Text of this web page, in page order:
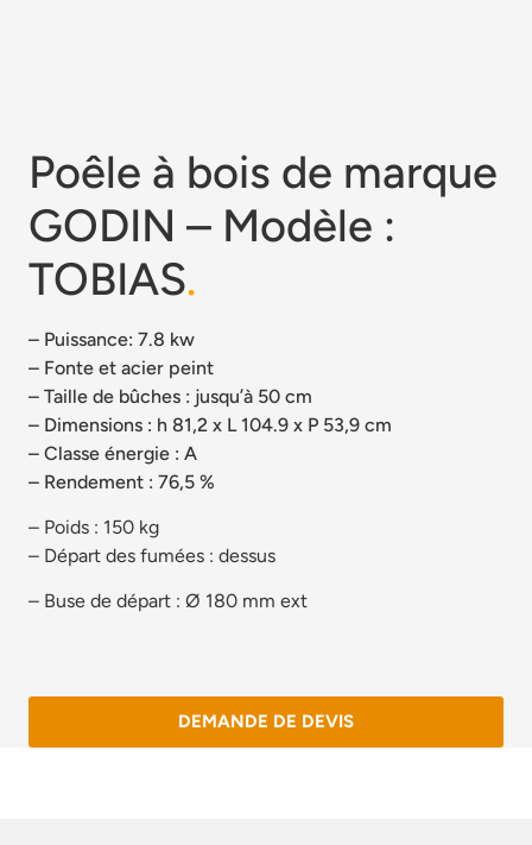
Poêle à bois de marque
GODIN – Modèle :
TOBIAS.
– Puissance: 7.8 kw
– Fonte et acier peint
– Taille de bûches : jusqu’à 50 cm
– Dimensions : h 81,2 x L 104.9 x P 53,9 cm
– Classe énergie : A
– Rendement : 76,5 %
– Poids : 150 kg
– Départ des fumées : dessus
– Buse de départ : Ø 180 mm ext
DEMANDE DE DEVIS